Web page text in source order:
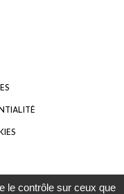
le contrôle sur ceux que